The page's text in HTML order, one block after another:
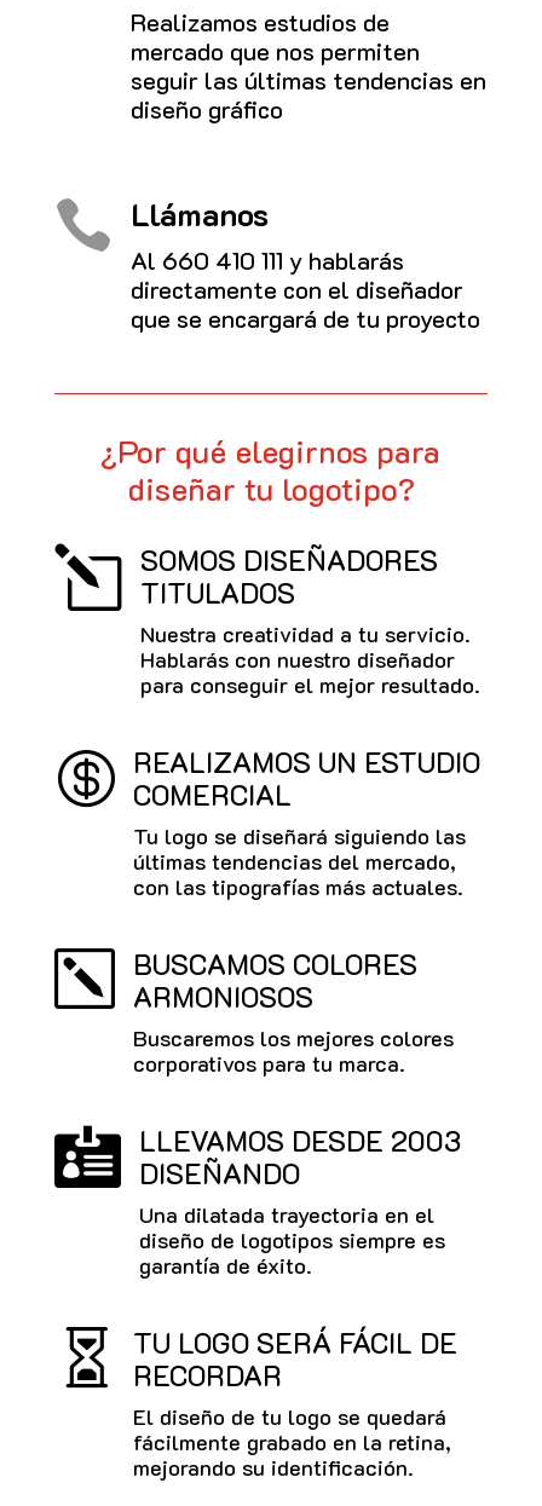
Realizamos estudios de
mercado que nos permiten
seguir las últimas tendencias en
diseño gráfico
 Llámanos
Al 660 410 111 y hablarás
directamente con el diseñador
que se encargará de tu proyecto
¿Por qué elegirnos para
diseñar tu logotipo?
l SOMOS DISEÑADORES
TITULADOS
Nuestra creatividad a tu servicio.
Hablarás con nuestro diseñador
para conseguir el mejor resultado.
 REALIZAMOS UN ESTUDIO
COMERCIAL
Tu logo se diseñará siguiendo las
últimas tendencias del mercado,
con las tipografías más actuales.
k
BUSCAMOS COLORES
ARMONIOSOS
Buscaremos los mejores colores
corporativos para tu marca.
 LLEVAMOS DESDE 2003
DISEÑANDO
Una dilatada trayectoria en el
diseño de logotipos siempre es
garantía de éxito.

TU LOGO SERÁ FÁCIL DE
RECORDAR
El diseño de tu logo se quedará
fácilmente grabado en la retina,
mejorando su identificación.